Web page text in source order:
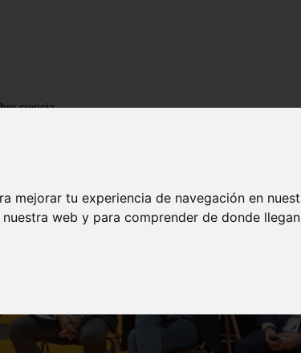
mejorar tu experiencia de navegación en
web y para comprender de donde
ciencia